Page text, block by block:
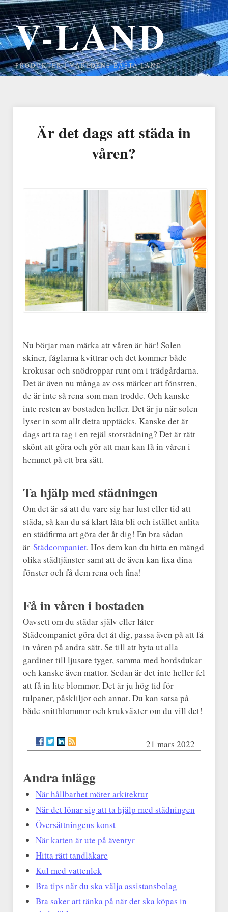
V-LAND
PRODUKTER I VÄRLDENS BÄSTA LAND
Är det dags att städa in
våren?
Nu börjar man märka att våren är här! Solen
skiner, fåglarna kvittrar och det kommer både
krokusar och snödroppar runt om i trädgårdarna.
Det är även nu många av oss märker att fönstren,
de är inte så rena som man trodde. Och kanske
inte resten av bostaden heller. Det är ju när solen
lyser in som allt detta upptäcks. Kanske det är
dags att ta tag i en rejäl storstädning? Det är rätt
skönt att göra och gör att man kan få in våren i
hemmet på ett bra sätt.
Ta hjälp med städningen
Om det är så att du vare sig har lust eller tid att
städa, så kan du så klart låta bli och istället anlita
en städfirma att göra det åt dig! En bra sådan
är Städcompaniet. Hos dem kan du hitta en mängd
olika städtjänster samt att de även kan fixa dina
fönster och få dem rena och fina!
Få in våren i bostaden
Oavsett om du städar själv eller låter
Städcompaniet göra det åt dig, passa även på att få
in våren på andra sätt. Se till att byta ut alla
gardiner till ljusare tyger, samma med bordsdukar
och kanske även mattor. Sedan är det inte heller fel
att få in lite blommor. Det är ju hög tid för
tulpaner, påskliljor och annat. Du kan satsa på
både snittblommor och krukväxter om du vill det!
21 mars 2022
Andra inlägg
När hållbarhet möter arkitektur
När det lönar sig att ta hjälp med städningen
Översättningens konst
När katten är ute på äventyr
Hitta rätt tandläkare
Kul med vattenlek
Bra tips när du ska välja assistansbolag
Bra saker att tänka på när det ska köpas in